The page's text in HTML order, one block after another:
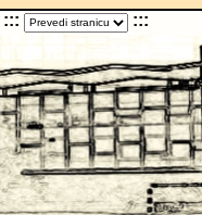
::: :::